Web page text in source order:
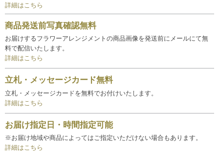
詳細はこちら
商品発送前写真確認無料
お届けするフラワーアレンジメントの商品画像を発送前にメールにて無
料で配信いたします。
詳細はこちら
立札・メッセージカード無料
立札・メッセージカードを無料でお付けいたします。
詳細はこちら
お届け指定日・時間指定可能
※お届け地域や商品によってはご指定いただけない場合もあります。
詳細はこちら